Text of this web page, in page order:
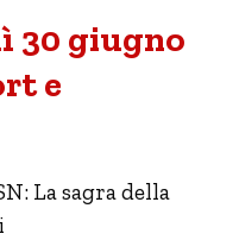
30 giugno
e
La sagra della